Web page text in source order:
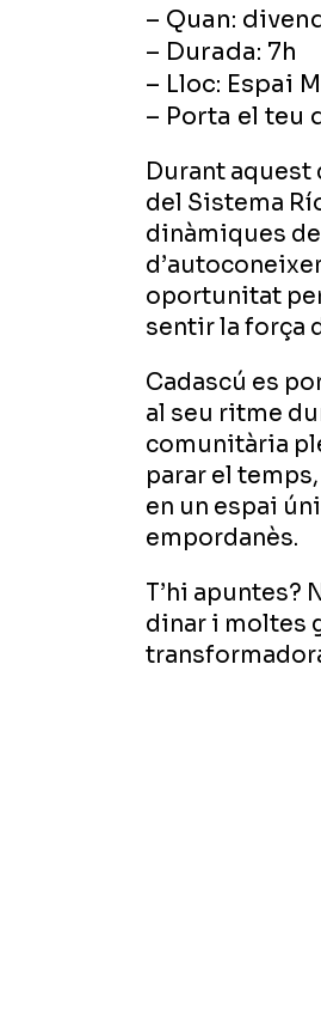
– Quan:
– Durada: 7h
– Lloc: Espai
– Porta el teu
Durant
del Sistema
dinàmiques
oportunitat
sentir la força
Cadascú es
al seu ritme
comunitària
parar el
en un espai
empordanès.
T’hi apuntes?
dinar i moltes